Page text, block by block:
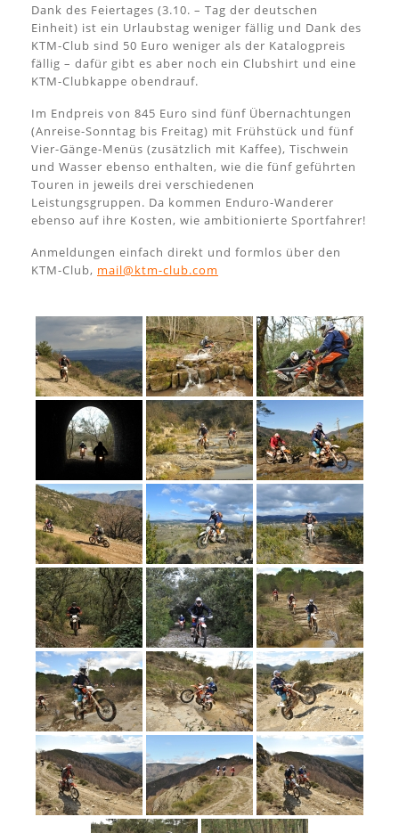
Dank des Feiertages (3.10. – Tag der deutschen
Einheit) ist ein Urlaubstag weniger fällig und Dank des
KTM-Club sind 50 Euro weniger als der Katalogpreis
fällig – dafür gibt es aber noch ein Clubshirt und eine
KTM-Clubkappe obendrauf.
Im Endpreis von 845 Euro sind fünf Übernachtungen
(Anreise-Sonntag bis Freitag) mit Frühstück und fünf
Vier-Gänge-Menüs (zusätzlich mit Kaffee), Tischwein
und Wasser ebenso enthalten, wie die fünf geführten
Touren in jeweils drei verschiedenen
Leistungsgruppen. Da kommen Enduro-Wanderer
ebenso auf ihre Kosten, wie ambitionierte Sportfahrer!
Anmeldungen einfach direkt und formlos über den
KTM-Club, mail@ktm-club.com